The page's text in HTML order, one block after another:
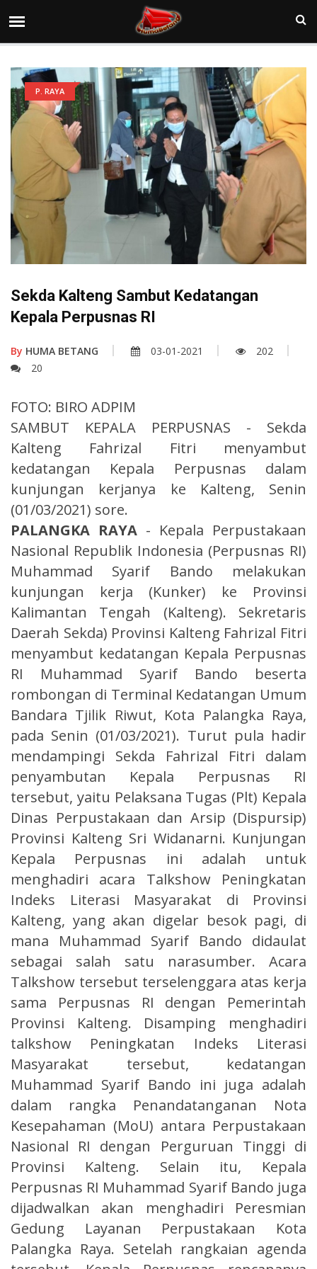
P. RAYA
Sekda Kalteng Sambut Kedatangan
Kepala Perpusnas RI
By HUMA BETANG 03-01-2021
202
20
FOTO: BIRO ADPIM
SAMBUT KEPALA PERPUSNAS - Sekda
Kalteng Fahrizal Fitri menyambut
kedatangan Kepala Perpusnas dalam
kunjungan kerjanya ke Kalteng, Senin
(01/03/2021) sore.
PALANGKA RAYA - Kepala Perpustakaan
Nasional Republik Indonesia (Perpusnas RI)
Muhammad Syarif Bando melakukan
kunjungan kerja (Kunker) ke Provinsi
Kalimantan Tengah (Kalteng). Sekretaris
Daerah Sekda) Provinsi Kalteng Fahrizal Fitri
menyambut kedatangan Kepala Perpusnas
RI Muhammad Syarif Bando beserta
rombongan di Terminal Kedatangan Umum
Bandara Tjilik Riwut, Kota Palangka Raya,
pada Senin (01/03/2021). Turut pula hadir
mendampingi Sekda Fahrizal Fitri dalam
penyambutan Kepala Perpusnas RI
tersebut, yaitu Pelaksana Tugas (Plt) Kepala
Dinas Perpustakaan dan Arsip (Dispursip)
Provinsi Kalteng Sri Widanarni. Kunjungan
Kepala Perpusnas ini adalah untuk
menghadiri acara Talkshow Peningkatan
Indeks Literasi Masyarakat di Provinsi
Kalteng, yang akan digelar besok pagi, di
mana Muhammad Syarif Bando didaulat
sebagai salah satu narasumber. Acara
Talkshow tersebut terselenggara atas kerja
sama Perpusnas RI dengan Pemerintah
Provinsi Kalteng. Disamping menghadiri
talkshow Peningkatan Indeks Literasi
Masyarakat tersebut, kedatangan
Muhammad Syarif Bando ini juga adalah
dalam rangka Penandatanganan Nota
Kesepahaman (MoU) antara Perpustakaan
Nasional RI dengan Perguruan Tinggi di
Provinsi Kalteng. Selain itu, Kepala
Perpusnas RI Muhammad Syarif Bando juga
dijadwalkan akan menghadiri Peresmian
Gedung Layanan Perpustakaan Kota
Palangka Raya. Setelah rangkaian agenda